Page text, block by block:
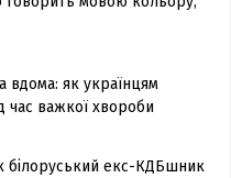
вдома: як українцям
час важкої хвороби
білоруський екс-КДБшник